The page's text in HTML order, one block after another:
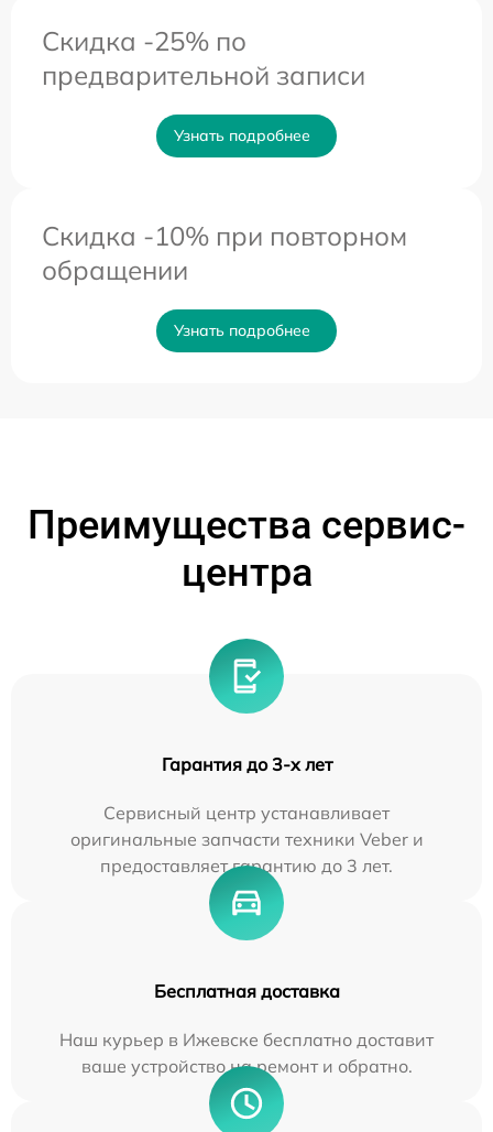
Скидка -25% по
предварительной записи
Узнать подробнее
Скидка -10% при повторном
обращении
Узнать подробнее
Преимущества сервис-
центра
Гарантия до 3-х лет
Сервисный центр устанавливает
оригинальные запчасти техники Veber и
предоставляет гарантию до 3 лет.
Бесплатная доставка
Наш курьер в Ижевске бесплатно доставит
ваше устройство на ремонт и обратно.